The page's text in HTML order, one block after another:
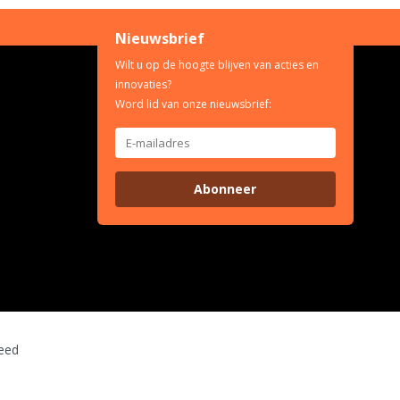
Nieuwsbrief
Wilt u op de hoogte blijven van acties en
innovaties?
Word lid van onze nieuwsbrief:
Abonneer